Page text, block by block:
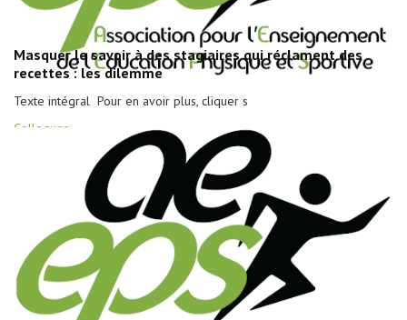
Masquer le savoir à des stagiaires qui réclament des
recettes : les dilemme
Texte intégral Pour en avoir plus, cliquer s
Colloques